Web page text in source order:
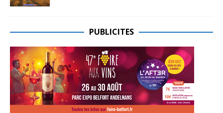
PUBLICITES